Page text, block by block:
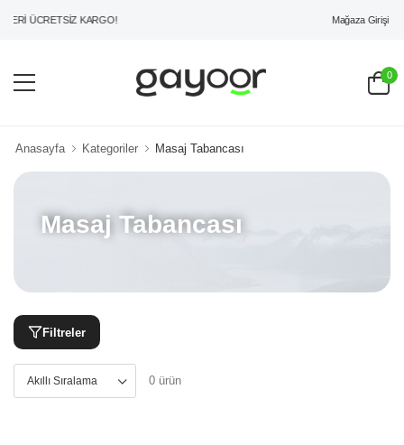
ÜCRETSİZ KARGO! Mağaza Girişi
0
Anasayfa Kategoriler Masaj Tabancası
Masaj Tabancası
Filtreler
0 ürün